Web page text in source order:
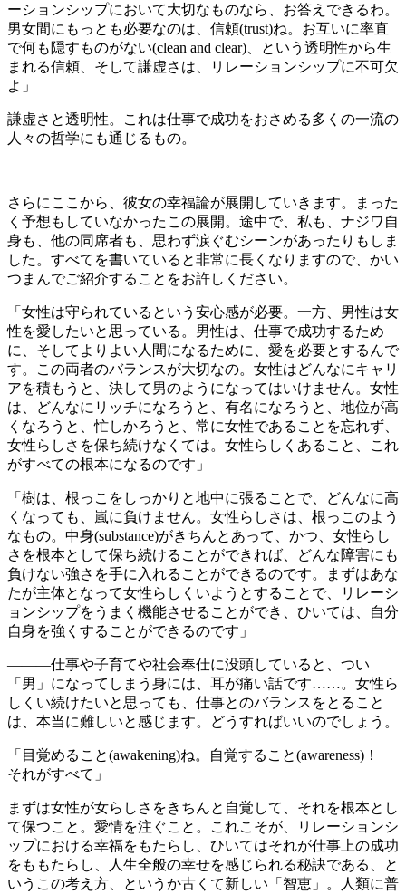
ーションシップにおいて大切なものなら、お答えできるわ。
男女間にもっとも必要なのは、信頼(trust)ね。お互いに率直
で何も隠すものがない(clean and clear)、という透明性から生
まれる信頼、そして謙虚さは、リレーションシップに不可欠
よ」
謙虚さと透明性。これは仕事で成功をおさめる多くの一流の
人々の哲学にも通じるもの。
さらにここから、彼女の幸福論が展開していきます。まった
く予想もしていなかったこの展開。途中で、私も、ナジワ自
身も、他の同席者も、思わず涙ぐむシーンがあったりもしま
した。すべてを書いていると非常に長くなりますので、かい
つまんでご紹介することをお許しください。
「女性は守られているという安心感が必要。一方、男性は女
性を愛したいと思っている。男性は、仕事で成功するため
に、そしてよりよい人間になるために、愛を必要とするんで
す。この両者のバランスが大切なの。女性はどんなにキャリ
アを積もうと、決して男のようになってはいけません。女性
は、どんなにリッチになろうと、有名になろうと、地位が高
くなろうと、忙しかろうと、常に女性であることを忘れず、
女性らしさを保ち続けなくては。女性らしくあること、これ
がすべての根本になるのです」
「樹は、根っこをしっかりと地中に張ることで、どんなに高
くなっても、嵐に負けません。女性らしさは、根っこのよう
なもの。中身(substance)がきちんとあって、かつ、女性らし
さを根本として保ち続けることができれば、どんな障害にも
負けない強さを手に入れることができるのです。まずはあな
たが主体となって女性らしくいようとすることで、リレーシ
ョンシップをうまく機能させることができ、ひいては、自分
自身を強くすることができるのです」
―――仕事や子育てや社会奉仕に没頭していると、つい
「男」になってしまう身には、耳が痛い話です……。女性ら
しくい続けたいと思っても、仕事とのバランスをとること
は、本当に難しいと感じます。どうすればいいのでしょう。
「目覚めること(awakening)ね。自覚すること(awareness)！
それがすべて」
まずは女性が女らしさをきちんと自覚して、それを根本とし
て保つこと。愛情を注ぐこと。これこそが、リレーションシ
ップにおける幸福をもたらし、ひいてはそれが仕事上の成功
をももたらし、人生全般の幸せを感じられる秘訣である、と
いうこの考え方、というか古くて新しい「智恵」。人類に普